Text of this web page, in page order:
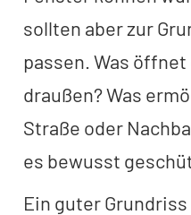
sollten aber zur
passen. Was
draußen? Was
Straße oder
es bewusst
Ein guter